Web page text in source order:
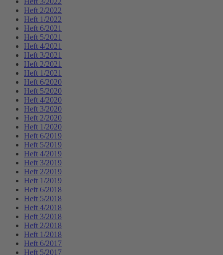
Heft 2/2022
Heft 1/2022
Heft 6/2021
Heft 5/2021
Heft 4/2021
Heft 3/2021
Heft 2/2021
Heft 1/2021
Heft 6/2020
Heft 5/2020
Heft 4/2020
Heft 3/2020
Heft 2/2020
Heft 1/2020
Heft 6/2019
Heft 5/2019
Heft 4/2019
Heft 3/2019
Heft 2/2019
Heft 1/2019
Heft 6/2018
Heft 5/2018
Heft 4/2018
Heft 3/2018
Heft 2/2018
Heft 1/2018
Heft 6/2017
Heft 5/2017